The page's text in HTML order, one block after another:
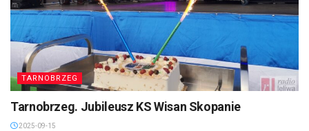
TARNOBRZEG
Tarnobrzeg. Jubileusz KS Wisan Skopanie
2025-09-15